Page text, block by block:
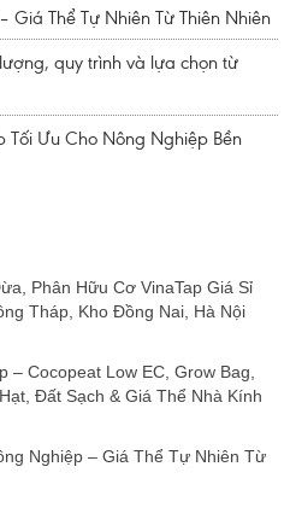
Thể Tự Nhiên Từ Thiên Nhiên
quy trình và lựa chọn từ
Tối Ưu Cho Nông Nghiệp Bền
Phân Hữu Cơ VinaTap Giá Sỉ
Tháp, Kho Đồng Nai, Hà Nội
– Cocopeat Low EC, Grow Bag,
Đất Sạch & Giá Thể Nhà Kính
Nghiệp – Giá Thể Tự Nhiên Từ